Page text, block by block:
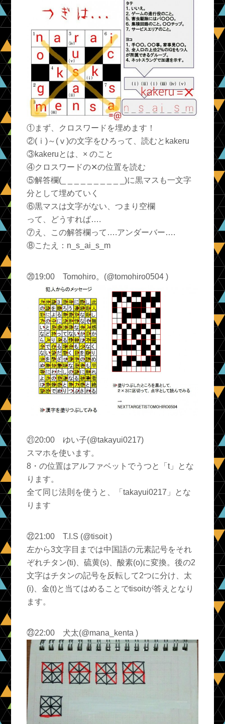
①まず、クロスワードを埋めます！
②(ⅰ)～(ⅴ)の文字をひろって、読むとkakeru
③kakeruとは、× のこと
④クロスワードの✕の位置を読む
⑤解答欄(_ _ _ _ _ _ _ _ _ _)に黒マスも一文字
分として埋めていく
⑥黒マスは文字がない、つまり空欄
って、どうすれば….
⑦え、この解答欄って….アンダーバー….
⑧こたえ：n_s_ai_s_m
⑳19:00 Tomohiro。(@tomohiro0504 )
㉑20:00 ゆい子(@takayui0217)
スマホを使います。
8・の位置はアルファベットでうつと「t」とな
ります。
全て同じ法則を使うと、「takayui0217」とな
ります
㉒21:00 T.I.S (@tisoit )
左から3文字目までは中国語の元素記号をそれ
ぞれチタン(ti)、硫黄(s)、酸素(o)に変換。後の2
文字はチタンの記号を反転して2つに分け、太
(i)、金(t)と当てはめることでtisoitが答えとなり
ます。
㉓22:00 犬太(@mana_kenta )